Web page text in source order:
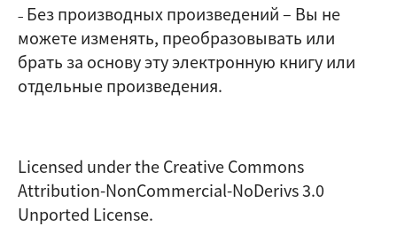
– Без производных произведений– Вы не
можете изменять, преобразовывать или
брать за основу эту электронную книгу или
отдельные произведения.
Licensed under the Creative Commons
Attribution-NonCommercial-NoDerivs 3.0
Unported License.